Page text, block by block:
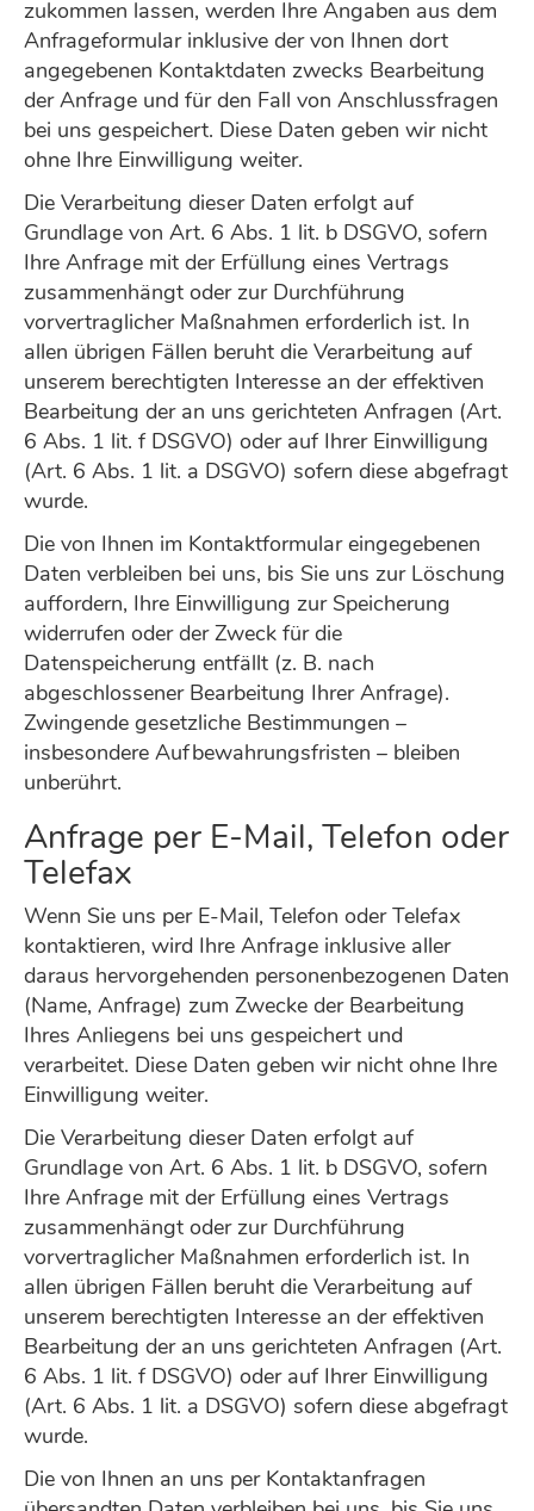
zukommen lassen, werden Ihre Angaben aus dem
Anfrageformular inklusive der von Ihnen dort
angegebenen Kontaktdaten zwecks Bearbeitung
der Anfrage und für den Fall von Anschlussfragen
bei uns gespeichert. Diese Daten geben wir nicht
ohne Ihre Einwilligung weiter.
Die Verarbeitung dieser Daten erfolgt auf
Grundlage von Art. 6 Abs. 1 lit. b DSGVO, sofern
Ihre Anfrage mit der Erfüllung eines Vertrags
zusammenhängt oder zur Durchführung
vorvertraglicher Maßnahmen erforderlich ist. In
allen übrigen Fällen beruht die Verarbeitung auf
unserem berechtigten Interesse an der effektiven
Bearbeitung der an uns gerichteten Anfragen (Art.
6 Abs. 1 lit. f DSGVO) oder auf Ihrer Einwilligung
(Art. 6 Abs. 1 lit. a DSGVO) sofern diese abgefragt
wurde.
Die von Ihnen im Kontaktformular eingegebenen
Daten verbleiben bei uns, bis Sie uns zur Löschung
auffordern, Ihre Einwilligung zur Speicherung
widerrufen oder der Zweck für die
Datenspeicherung entfällt (z. B. nach
abgeschlossener Bearbeitung Ihrer Anfrage).
Zwingende gesetzliche Bestimmungen –
insbesondere Aufbewahrungsfristen – bleiben
unberührt.
Anfrage per E-Mail, Telefon oder
Telefax
Wenn Sie uns per E-Mail, Telefon oder Telefax
kontaktieren, wird Ihre Anfrage inklusive aller
daraus hervorgehenden personenbezogenen Daten
(Name, Anfrage) zum Zwecke der Bearbeitung
Ihres Anliegens bei uns gespeichert und
verarbeitet. Diese Daten geben wir nicht ohne Ihre
Einwilligung weiter.
Die Verarbeitung dieser Daten erfolgt auf
Grundlage von Art. 6 Abs. 1 lit. b DSGVO, sofern
Ihre Anfrage mit der Erfüllung eines Vertrags
zusammenhängt oder zur Durchführung
vorvertraglicher Maßnahmen erforderlich ist. In
allen übrigen Fällen beruht die Verarbeitung auf
unserem berechtigten Interesse an der effektiven
Bearbeitung der an uns gerichteten Anfragen (Art.
6 Abs. 1 lit. f DSGVO) oder auf Ihrer Einwilligung
(Art. 6 Abs. 1 lit. a DSGVO) sofern diese abgefragt
wurde.
Die von Ihnen an uns per Kontaktanfragen